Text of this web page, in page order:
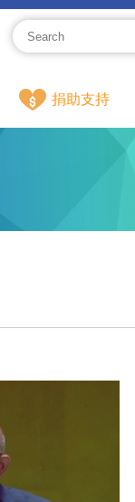
捐助支持